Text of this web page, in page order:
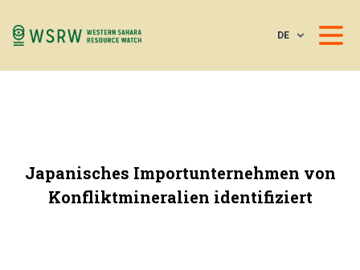
DE
Japanisches Importunternehmen von
Konfliktmineralien identifiziert